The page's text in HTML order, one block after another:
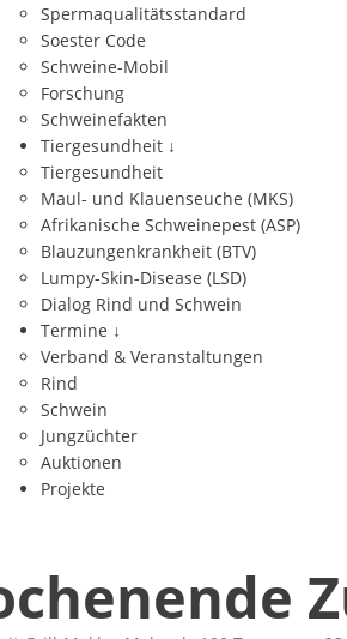
Spermaqualitätsstandard
Soester Code
Schweine-Mobil
Forschung
Schweinefakten
Tiergesundheit ↓
Tiergesundheit
Maul- und Klauenseuche (MKS)
Afrikanische Schweinepest (ASP)
Blauzungenkrankheit (BTV)
Lumpy-Skin-Disease (LSD)
Dialog Rind und Schwein
Termine ↓
Verband & Veranstaltungen
Rind
Schwein
Jungzüchter
Auktionen
Projekte